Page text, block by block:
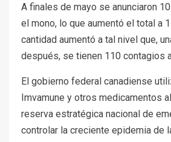
A finales de mayo se anunciaron
el mono, lo que aumentó el total a
cantidad aumentó a tal nivel que,
después, se tienen 110 contagios
El gobierno federal canadiense
Imvamune y otros medicamentos
reserva estratégica nacional de
controlar la creciente epidemia de